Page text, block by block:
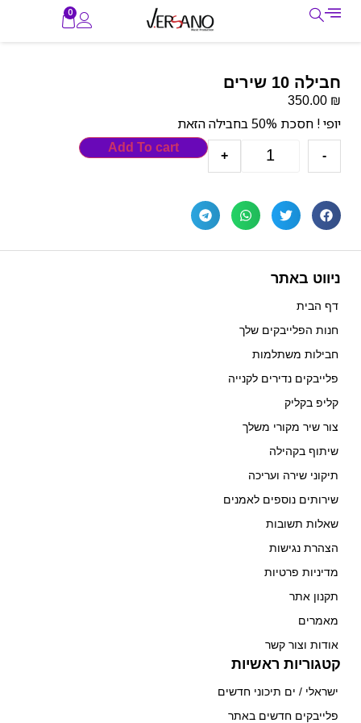
0
חבילה 10 שירים
350.00 ₪
יופי ! חסכת 50% בחבילה הזאת
-
+
Add To cart
ניווט באתר
דף הבית
חנות הפלייבקים שלך
חבילות משתלמות
פלייבקים נדירים לקנייה
קליפ בקליק
צור שיר מקורי משלך
שיתוף בקהילה
תיקוני שירה ועריכה
שירותים נוספים לאמנים
שאלות תשובות
הצהרת נגישות
מדיניות פרטיות
תקנון אתר
מאמרים
אודות וצור קשר
קטגוריות ראשיות
ישראלי / ים תיכוני חדשים
פלייבקים חדשים באתר